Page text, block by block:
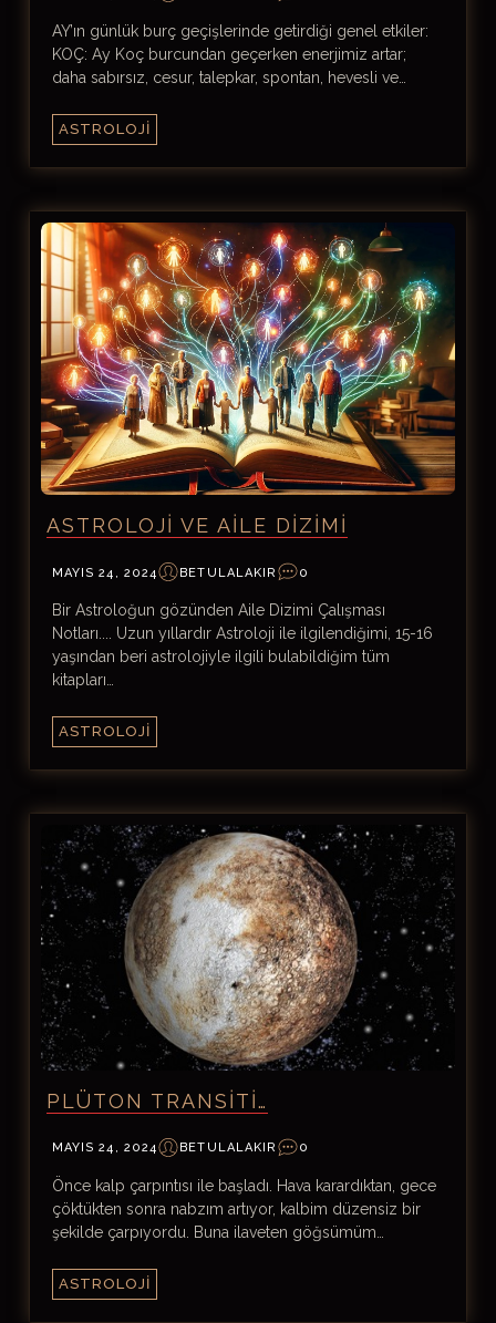
AY’ın günlük burç geçişlerinde getirdiği genel etkiler:
KOÇ: Ay Koç burcundan geçerken enerjimiz artar;
daha sabırsız, cesur, talepkar, spontan, hevesli ve…
ASTROLOJI
ASTROLOJI VE AILE DIZIMI
MAYIS 24, 2024 BETULALAKIR 0
Bir Astroloğun gözünden Aile Dizimi Çalışması
Notları.... Uzun yıllardır Astroloji ile ilgilendiğimi, 15-16
yaşından beri astrolojiyle ilgili bulabildiğim tüm
kitapları…
ASTROLOJI
PLÜTON TRANSITI…
MAYIS 24, 2024 BETULALAKIR 0
Önce kalp çarpıntısı ile başladı. Hava karardıktan, gece
çöktükten sonra nabzım artıyor, kalbim düzensiz bir
şekilde çarpıyordu. Buna ilaveten göğsümüm…
ASTROLOJI